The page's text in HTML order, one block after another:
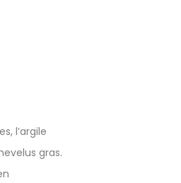
l’argile
gras.